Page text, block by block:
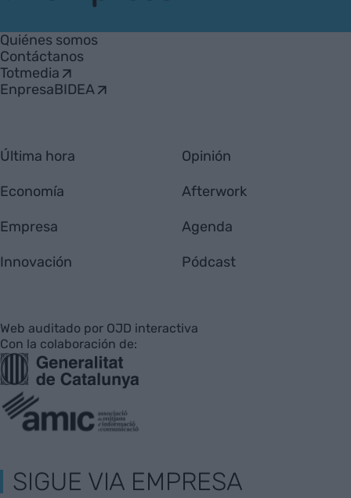
Empresa
Quiénes somos
Contáctanos
Totmedia
EnpresaBIDEA
Última hora
Economía
Empresa
Innovación
Opinión
Afterwork
Agenda
Pódcast
Web auditado por OJD interactiva
Con la colaboración de:
SIGUE VIA EMPRESA